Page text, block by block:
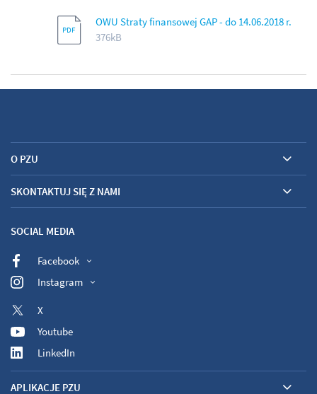
OWU Straty finansowej GAP - do 14.06.2018 r.
376kB
O PZU
SKONTAKTUJ SIĘ Z NAMI
SOCIAL MEDIA
Facebook
Instagram
X
Youtube
LinkedIn
APLIKACJE PZU